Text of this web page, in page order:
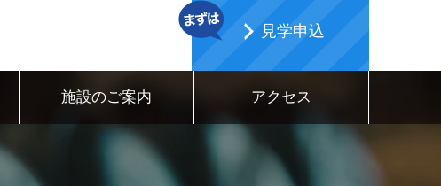
見学申込
施設のご案内 アクセス